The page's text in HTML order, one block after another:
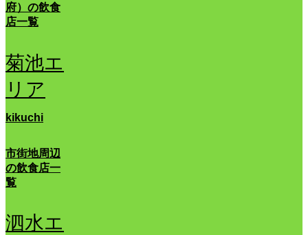
府）の飲食
店一覧
菊池エ
リア
kikuchi
市街地周辺
の飲食店一
覧
泗水エ